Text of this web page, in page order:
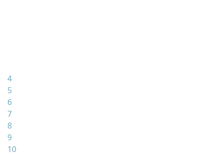
4
5
6
7
8
9
10